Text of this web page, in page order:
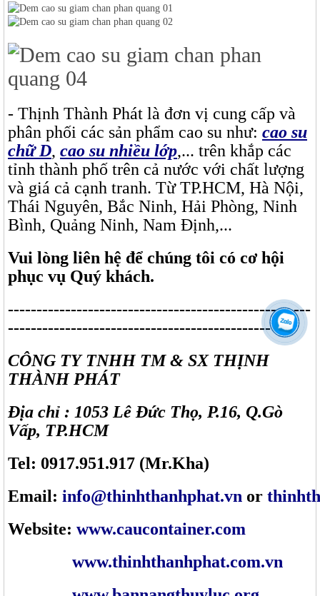
- Thịnh Thành Phát là đơn vị cung cấp và
phân phối các sản phẩm cao su như: cao su
chữ D, cao su nhiều lớp,... trên khắp các
tỉnh thành phố trên cả nước với chất lượng
và giá cả cạnh tranh. Từ TP.HCM, Hà Nội,
Thái Nguyên, Bắc Ninh, Hải Phòng, Ninh
Bình, Quảng Ninh, Nam Định,...
Vui lòng liên hệ để chúng tôi có cơ hội
phục vụ Quý khách.
-----------------------------------------------------
----------------------------------------------
CÔNG TY TNHH TM & SX THỊNH
THÀNH PHÁT
Địa chỉ : 1053 Lê Đức Thọ, P.16, Q.Gò
Vấp, TP.HCM
Tel: 0917.951.917 (Mr.Kha)
Email: info@thinhthanhphat.vn or
Website: www.caucontainer.com
www.thinhthanhphat.com.vn